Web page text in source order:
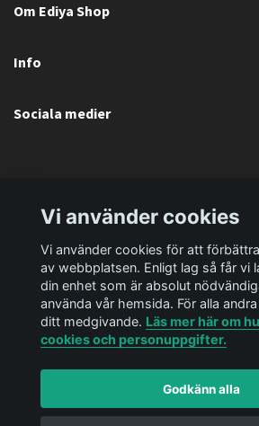
Om Ediya Shop
Info
Sociala medier
© 2026 Ediya Shop ABPowered
Vi använder cookies
Vi använder cookies för att
av webbplatsen. Enligt lag så får vi
din enhet som är absolut
använda vår hemsida. För alla
ditt medgivande. Läs mer här om
cookies och personuppgifter.
Godkänn alla